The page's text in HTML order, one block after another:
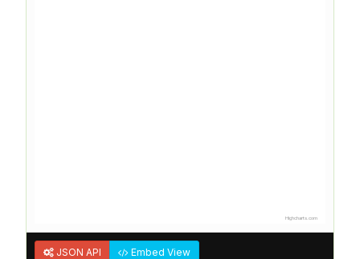
Highcharts.com
JSON API
Embed View